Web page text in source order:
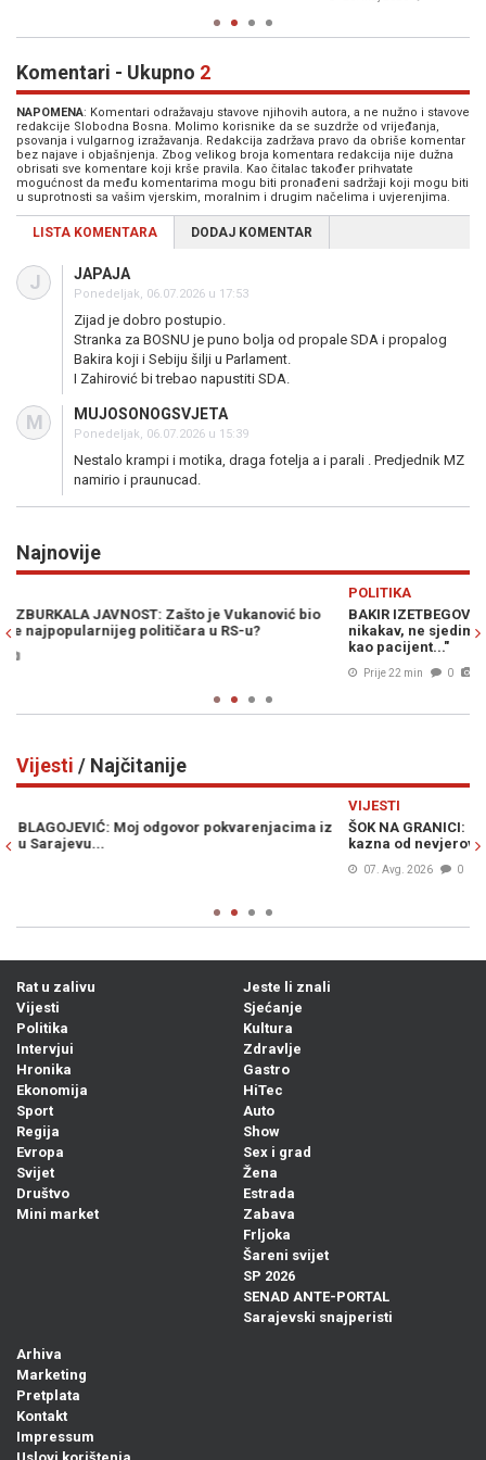
Komentari - Ukupno 2
NAPOMENA: Komentari odražavaju stavove njihovih autora, a ne nužno i stavove
redakcije Slobodna Bosna. Molimo korisnike da se suzdrže od vrijeđanja,
psovanja i vulgarnog izražavanja. Redakcija zadržava pravo da obriše komentar
bez najave i objašnjenja. Zbog velikog broja komentara redakcija nije dužna
obrisati sve komentare koji krše pravila. Kao čitalac također prihvatate
mogućnost da među komentarima mogu biti pronađeni sadržaji koji mogu biti
u suprotnosti sa vašim vjerskim, moralnim i drugim načelima i uvjerenjima.
LISTA KOMENTARA DODAJ KOMENTAR
J JAPAJA
Ponedeljak, 06.07.2026 u 17:53
Zijad je dobro postupio.
Stranka za BOSNU je puno bolja od propale SDA i propalog
Bakira koji i Sebiju šilji u Parlament.
I Zahirović bi trebao napustiti SDA.
M MUJOSONOGSVJETA
Ponedeljak, 06.07.2026 u 15:39
Nestalo krampi i motika, draga fotelja a i parali . Predjednik MZ
namirio i praunucad.
Najnovije
BAKIR IZETBEGOVIĆ U NEVJERICI: "Naš položaj u svijetu je
nikakav, ne sjedimo za pregovaračkim stolom. Mi smo na stolu,
Vijesti / Najčitanije
ŠOK NA GRANICI: Ponesete li ovo voće u Hrvatsku, prijeti vam
kazna od nevjerovatnih 13.000 eura
Rat u zalivu
Vijesti
Politika
Intervjui
Hronika
Ekonomija
Sport
Regija
Evropa
Svijet
Društvo
Mini market
Jeste li znali
Sjećanje
Kultura
Zdravlje
Gastro
HiTec
Auto
Show
Sex i grad
Žena
Estrada
Zabava
Frljoka
Šareni svijet
SP 2026
SENAD ANTE-PORTAL
Sarajevski snajperisti
Arhiva
Marketing
Pretplata
Kontakt
Impressum